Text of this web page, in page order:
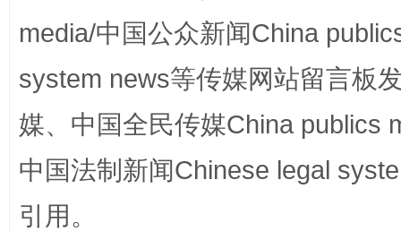
站台名比不上好声名
media/中国公众新闻China
system news等传媒网站留言板
媒、中国全民传媒China publics
中国法制新闻Chinese legal
引用。